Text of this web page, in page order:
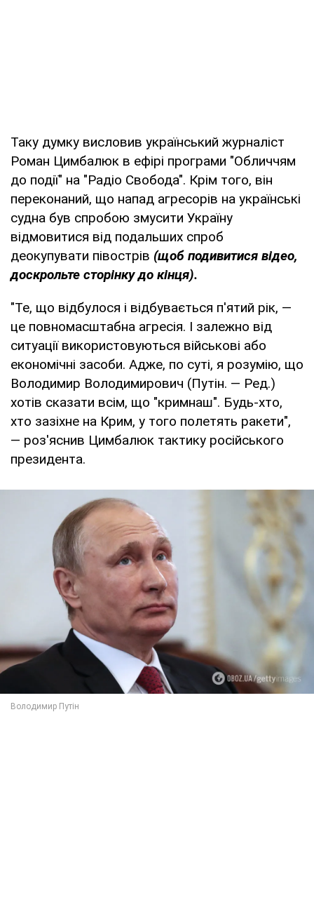
Таку думку висловив український журналіст
Роман Цимбалюк в ефірі програми "Обличчям
до події" на "Радіо Свобода". Крім того, він
переконаний, що напад агресорів на українські
судна був спробою змусити Україну
відмовитися від подальших спроб
деокупувати півострів (щоб подивитися відео,
доскрольте сторінку до кінця).
"Те, що відбулося і відбувається п'ятий рік, —
це повномасштабна агресія. І залежно від
ситуації використовуються військові або
економічні засоби. Адже, по суті, я розумію, що
Володимир Володимирович (Путін. — Ред.)
хотів сказати всім, що "кримнаш". Будь-хто,
хто зазіхне на Крим, у того полетять ракети",
— роз'яснив Цимбалюк тактику російського
президента.